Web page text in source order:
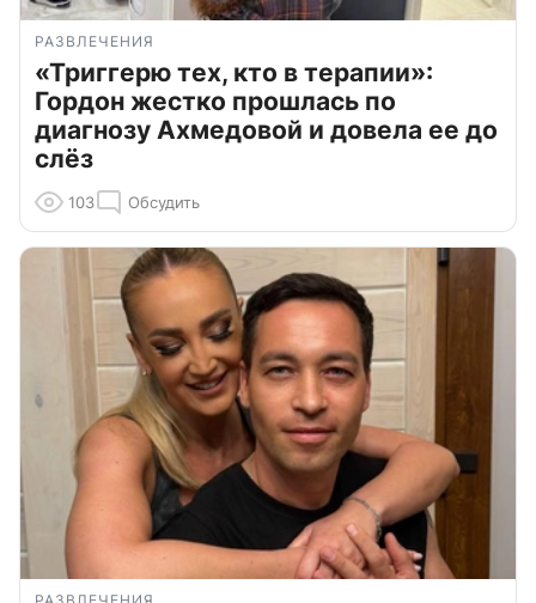
РАЗВЛЕЧЕНИЯ
«Триггерю тех, кто в терапии»:
Гордон жестко прошлась по
диагнозу Ахмедовой и довела ее до
слёз
103 Обсудить